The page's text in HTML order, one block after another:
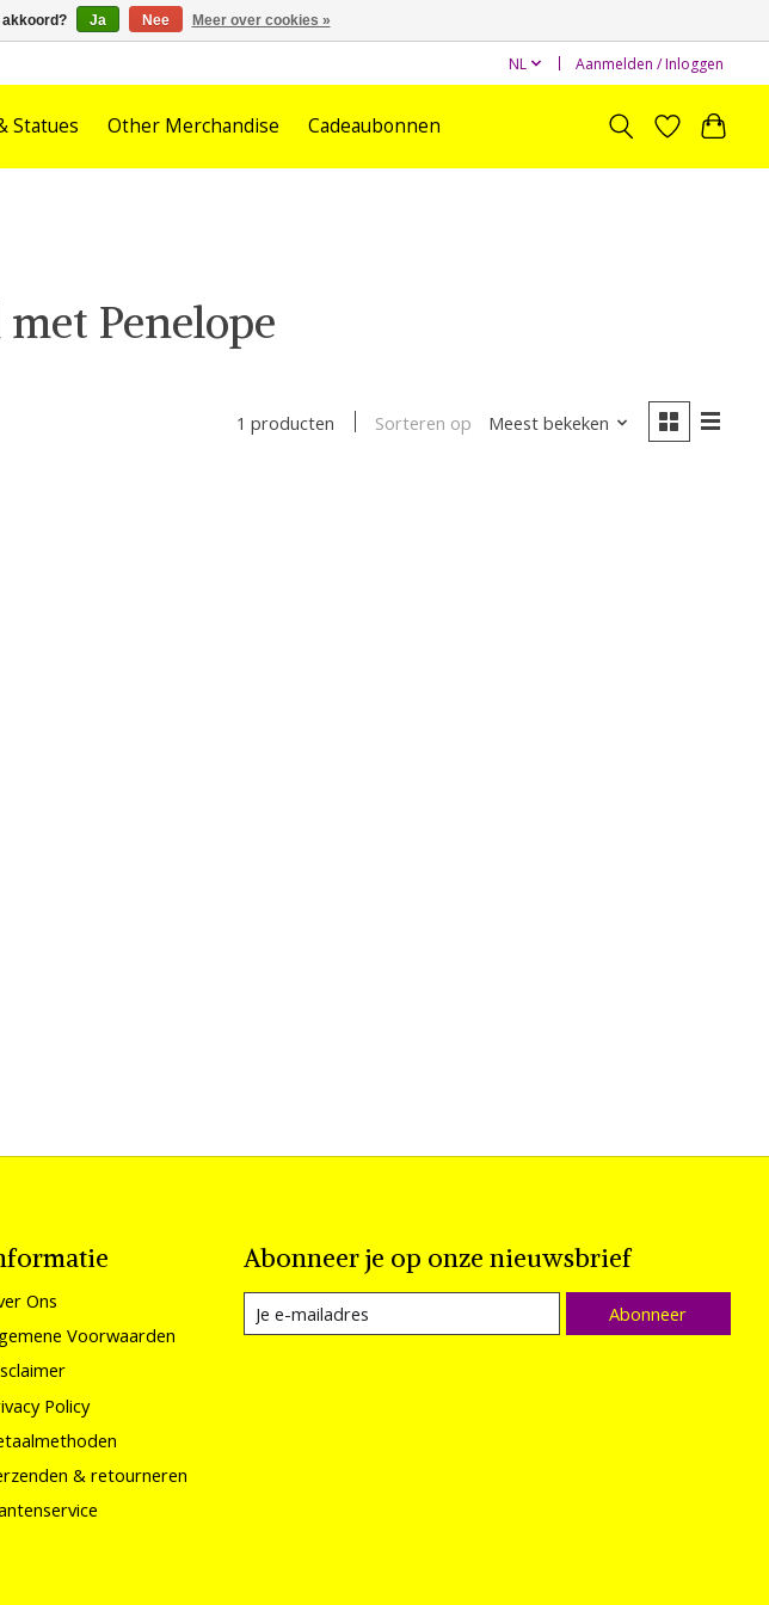
NL Aanmelden / Inloggen
Statues Other Merchandise Cadeaubonnen
Penelope
1 producten Sorteren op Meest bekeken
Ons
Voorwaarden
Policy
& retourneren
Abonneer je op onze nieuwsbrief
Abonneer
akkoord? Ja Nee Meer over cookies »